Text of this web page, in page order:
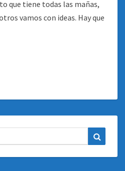
que tiene todas las mañas,
vamos con ideas. Hay que